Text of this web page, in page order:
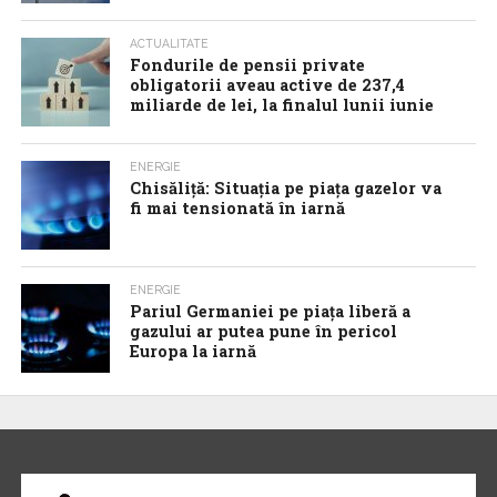
ACTUALITATE
Fondurile de pensii private
obligatorii aveau active de 237,4
miliarde de lei, la finalul lunii iunie
ENERGIE
Chisăliță: Situația pe piața gazelor va
fi mai tensionată în iarnă
ENERGIE
Pariul Germaniei pe piaţa liberă a
gazului ar putea pune în pericol
Europa la iarnă